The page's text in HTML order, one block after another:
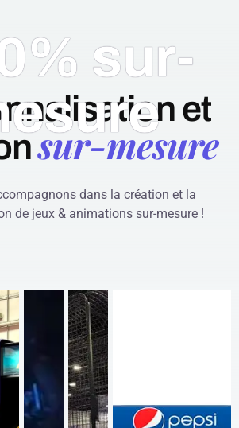
et
sur-mesure
sur-
dans la création et la
de jeux & animations sur-mesure !